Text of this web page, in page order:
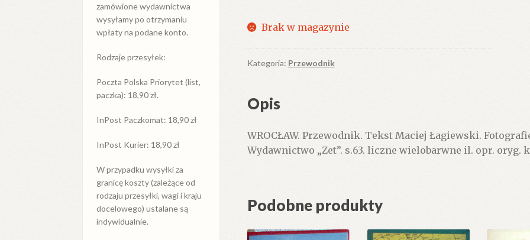
Brak w magazynie
Kategoria: Przewodnik
Opis
WROCŁAW. Przewodnik. Tekst Maciej Łagiewski.
Wydawnictwo „Zet”. s.63. liczne wielobarwne il. opr. oryg.
Podobne produkty
zamówione wydawnictwa
wysyłamy po otrzymaniu
wpłaty na podane konto.
Rodzaje przesyłek:
Poczta Polska Priorytet (list,
paczka): 18,90 zł.
InPost Paczkomat: 18,90 zł
InPost Kurier: 18,90 zł
W przypadku wysyłkiza
granicękoszty (zależące od
rodzaju przesyłki, wagi i kraju
docelowego) ustalane są
indywidualnie.